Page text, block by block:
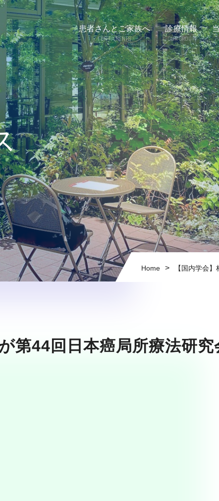
患者さんとご家族へ
FOR PATIENTS
診療情報
OUR GROUP
Home > 【国内学会
第44回日本癌局所療法研